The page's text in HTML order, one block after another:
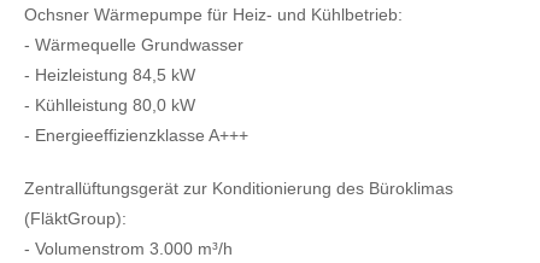
Ochsner Wärmepumpe für Heiz- und Kühlbetrieb:
- Wärmequelle Grundwasser
- Heizleistung 84,5 kW
- Kühlleistung 80,0 kW
- Energieeffizienzklasse A+++
Zentrallüftungsgerät zur Konditionierung des Büroklimas
(FläktGroup):
- Volumenstrom 3.000 m³/h